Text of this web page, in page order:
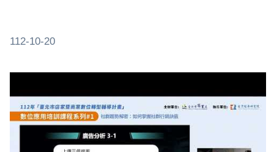
112-10-20